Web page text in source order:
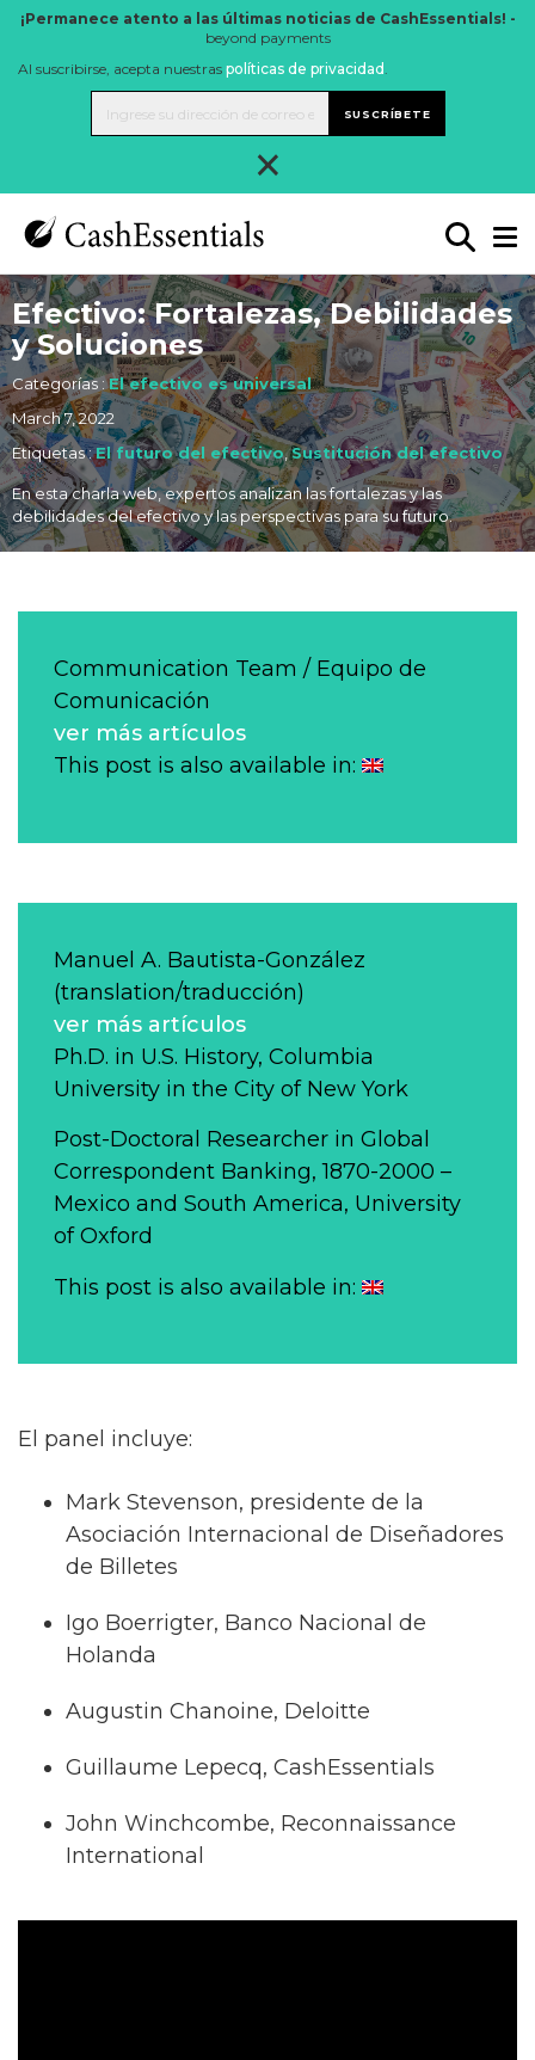
¡Permanece atento a las últimas noticias de CashEssentials! -
beyond payments
Al suscribirse, acepta nuestras políticas de privacidad .
SUSCRÍBETE
×
Efectivo: Fortalezas, Debilidades
y Soluciones
Categorías :El efectivo es universal
March 7, 2022
Etiquetas :El futuro del efectivo,Sustitución del efectivo
En esta charla web, expertos analizan las fortalezas y las
debilidades del efectivo y las perspectivas para su futuro.
Communication Team / Equipo de
Comunicación
ver más artículos
This post is also available in:
Manuel A. Bautista-González
(translation/traducción)
ver más artículos
Ph.D. in U.S. History, Columbia
University in the City of New York
Post-Doctoral Researcher in Global
Correspondent Banking, 1870-2000 –
Mexico and South America, University
of Oxford
This post is also available in:
El panel incluye:
Mark Stevenson, presidente de la
Asociación Internacional de Diseñadores
de Billetes
Igo Boerrigter, Banco Nacional de
Holanda
Augustin Chanoine, Deloitte
Guillaume Lepecq, CashEssentials
John Winchcombe, Reconnaissance
International